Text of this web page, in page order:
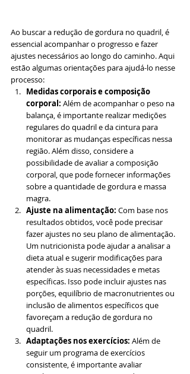
Ao buscar a redução de gordura no quadril, é
essencial acompanhar o progresso e fazer
ajustes necessários ao longo do caminho. Aqui
estão algumas orientações para ajudá-lo nesse
processo:
Medidas corporais e composição
corporal: Além de acompanhar o peso na
balança, é importante realizar medições
regulares do quadril e da cintura para
monitorar as mudanças específicas nessa
região. Além disso, considere a
possibilidade de avaliar a composição
corporal, que pode fornecer informações
sobre a quantidade de gordura e massa
magra.
Ajuste na alimentação: Com base nos
resultados obtidos, você pode precisar
fazer ajustes no seu plano de alimentação.
Um nutricionista pode ajudar a analisar a
dieta atual e sugerir modificações para
atender às suas necessidades e metas
específicas. Isso pode incluir ajustes nas
porções, equilíbrio de macronutrientes ou
inclusão de alimentos específicos que
favoreçam a redução de gordura no
quadril.
Adaptações nos exercícios: Além de
seguir um programa de exercícios
consistente, é importante avaliar